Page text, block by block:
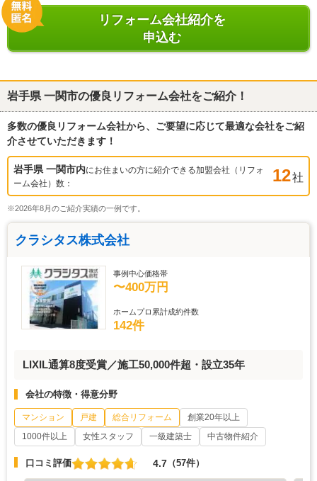
リフォーム会社紹介を
申込む
岩手県 一関市の優良リフォーム会社をご紹介！
多数の優良リフォーム会社から、ご要望に応じて最適な会社をご紹
介させていただきます！
岩手県 一関市内にお住まいの方に紹介できる加盟会社（リフォ
ーム会社）数：
12社
※2026年8月のご紹介実績の一例です。
クラシタス株式会社
事例中心価格帯
〜400万円
ホームプロ累計成約件数
142件
LIXIL通算8度受賞／施工50,000件超・設立35年
会社の特徴・得意分野
マンション 戸建 総合リフォーム
創業20年以上
1000件以上
女性スタッフ 一級建築士 中古物件紹介
口コミ評価 4.7 （57件）